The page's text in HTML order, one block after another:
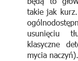
takie jak
usunięciu
klasyczne
mycia naczyń).